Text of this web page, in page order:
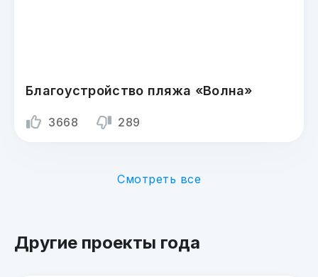
Благоустройство пляжа «Волна»
3668 289
Смотреть все
Другие проекты года